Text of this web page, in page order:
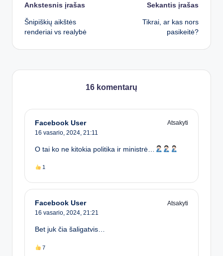
Post
navigation
Ankstesnis įrašas
Šnipiškių aikštės
renderiai vs realybė
Sekantis įrašas
Tikrai, ar kas nors
pasikeitė?
16 komentarų
Facebook User
Atsakyti
16 vasario, 2024, 21:11
O tai ko ne kitokia politika ir ministrė…
1
Facebook User
Atsakyti
16 vasario, 2024, 21:21
Bet juk čia šaligatvis…
7